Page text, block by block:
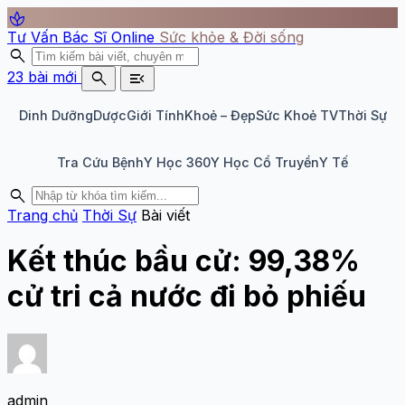
spa
Tư Vấn Bác Sĩ Online Sức khỏe & Đời sống
search
23 bài mới search menu_open
Dinh DưỡngDượcGiới TínhKhoẻ – ĐẹpSức Khoẻ TVThời Sự
Tra Cứu BệnhY Học 360Y Học Cổ TruyềnY Tế
search
Trang chủ Thời Sự Bài viết
Kết thúc bầu cử: 99,38%
cử tri cả nước đi bỏ phiếu
admin